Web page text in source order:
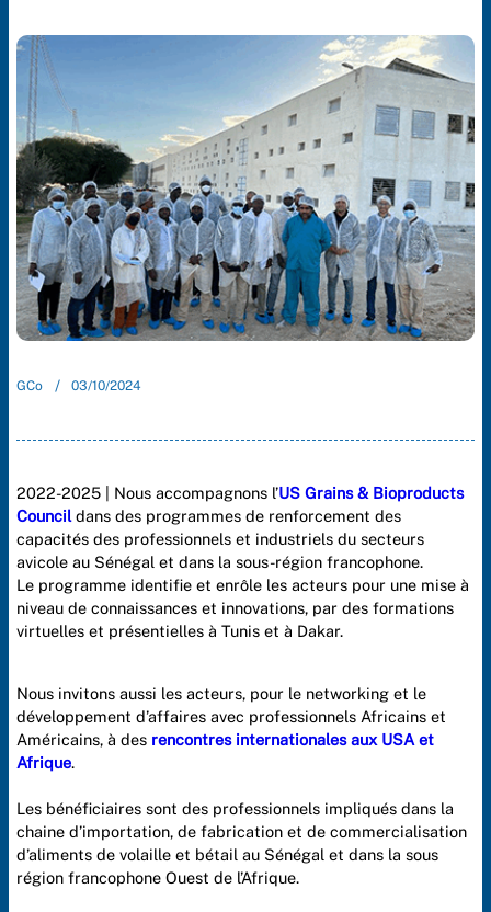
GCo / 03/10/2024
2022-2025 | Nous accompagnons l’US Grains & Bioproducts
Council dans des programmes de renforcement des
capacités des professionnels et industriels du secteurs
avicole au Sénégal et dans la sous-région francophone.
Le programme identifie et enrôle les acteurs pour une mise à
niveau de connaissances et innovations, par des formations
virtuelles et présentielles à Tunis et à Dakar.
Nous invitons aussi les acteurs, pour le networking et le
développement d’affaires avec professionnels Africains et
Américains, à des rencontres internationales aux USA et
Afrique.
Les bénéficiaires sont des professionnels impliqués dans la
chaine d’importation, de fabrication et de commercialisation
d’aliments de volaille et bétail au Sénégal et dans la sous
région francophone Ouest de l’Afrique.